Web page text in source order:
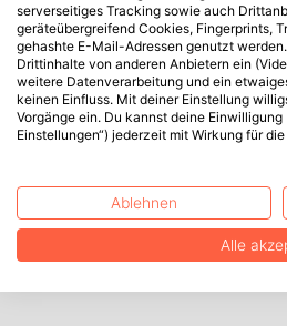
serverseitiges Tracking sowie auch
geräteübergreifend Cookies, Fingerprints,
gehashte E-Mail-Adressen genutzt
Drittinhalte von anderen Anbietern ein
weitere Datenverarbeitung und ein
keinen Einfluss. Mit deiner Einstellung
Vorgänge ein. Du kannst deine
Einstellungen“) jederzeit mit Wirkung für
Ablehnen
Alle